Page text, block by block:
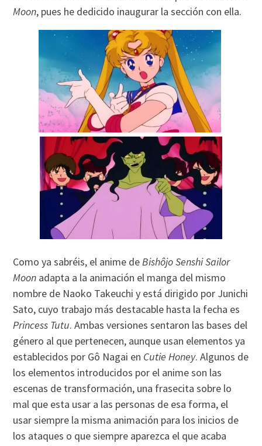
Moon, pues he dedicido inaugurar la sección con ella.
Como ya sabréis, el anime deBishôjo Senshi Sailor
Moon adapta a la animación el manga del mismo
nombre de Naoko Takeuchi y está dirigido por Junichi
Sato, cuyo trabajo más destacable hasta la fecha es
Princess Tutu. Ambas versiones sentaron las bases del
género al que pertenecen, aunque usan elementos ya
establecidos por Gô Nagai en Cutie Honey. Algunos de
los elementos introducidos por el anime son las
escenas de transformación, una frasecita sobre lo
mal que esta usar a las personas de esa forma, el
usar siempre la misma animación para los inicios de
los ataques o que siempre aparezca el que acaba